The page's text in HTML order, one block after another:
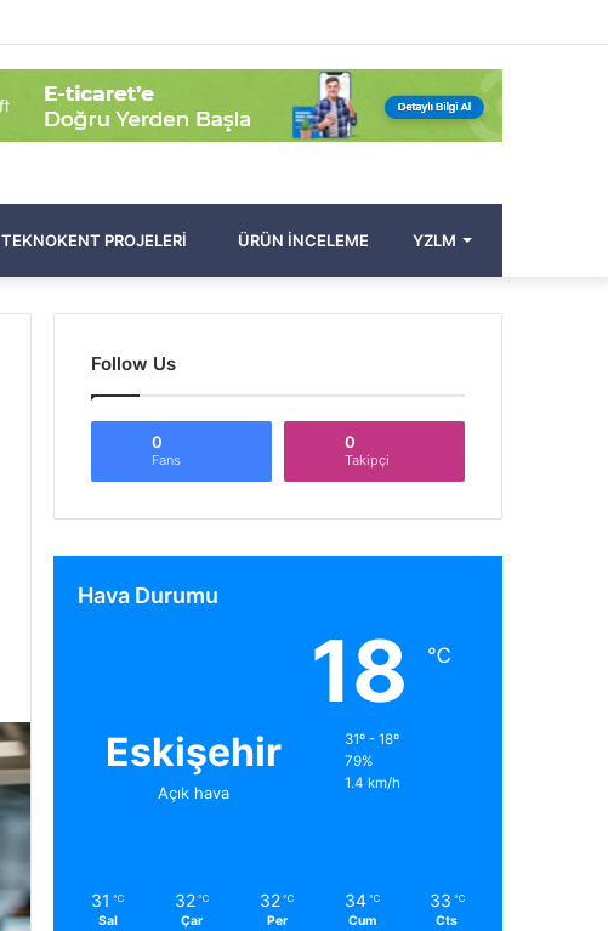
yap
...
Bölmesi
Makale
Ol
TEKNOKENT PROJELERI ÜRÜN İNCELEME YZLM
Follow Us
0
Fans
0
Takipçi
Hava Durumu
Eskişehir
Açık hava
18 ℃
31º - 18º
79%
1.4 km/h
31 ℃
Sal
32 ℃
Çar
32 ℃
Per
34 ℃
Cum
33 ℃
Cts